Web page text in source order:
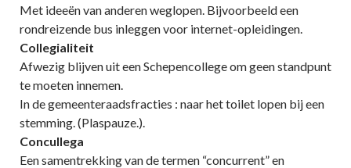
Met ideeën van anderen weglopen. Bijvoorbeeld een
rondreizende bus inleggen voor internet-opleidingen.
Collegialiteit
Afwezig blijven uit een Schepencollege om geen standpunt
te moeten innemen.
In de gemeenteraadsfracties : naar het toilet lopen bij een
stemming. (Plaspauze.).
Concullega
Een samentrekking van de termen “concurrent” en